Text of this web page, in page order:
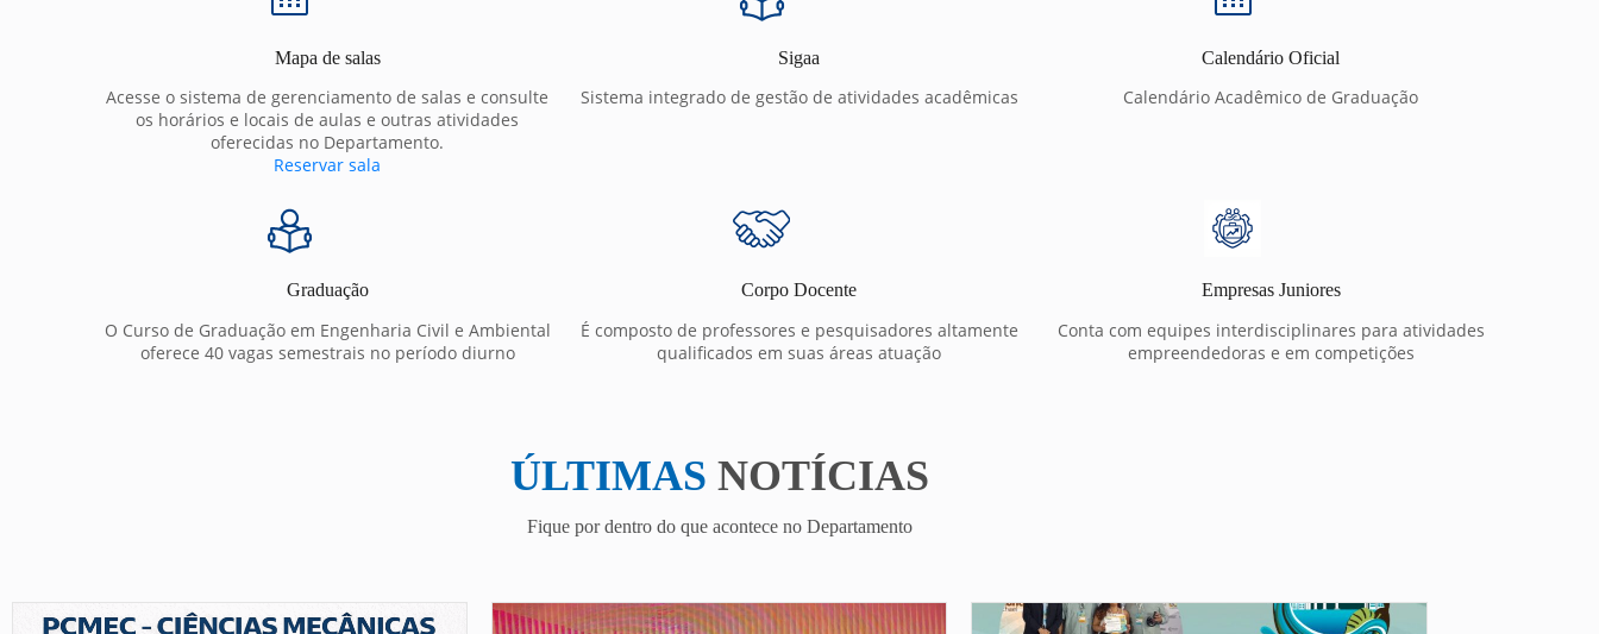
Mapa de salas
Acesse o sistema de gerenciamento de salas e consulte
os horários e locais de aulas e outras atividades
oferecidas no Departamento.
Reservar sala
Sigaa
Sistema integrado de gestão de atividades acadêmicas
Calendário Oficial
Calendário Acadêmico de Graduação
Graduação
O Curso de Graduação em Engenharia Civil e Ambiental
oferece 40 vagas semestrais no período diurno
Corpo Docente
É composto de professores e pesquisadores altamente
qualificados em suas áreas atuação
Empresas Juniores
Conta com equipes interdisciplinares para atividades
empreendedoras e em competições
ÚLTIMAS NOTÍCIAS
Fique por dentro do que acontece no Departamento